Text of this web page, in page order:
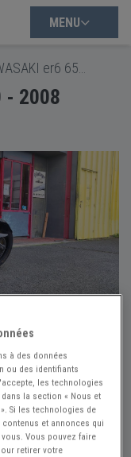
MENU
- 2008
à des données
ou des identifiants
les technologies
la section « Nous et
Si les technologies de
et annonces qui
Vous pouvez faire
retirer votre